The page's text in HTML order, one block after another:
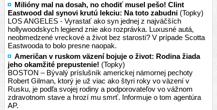
Milióny mal na dosah, no chodiť musel pešo! Clint
Eastwood dal synovi krutú lekciu: Na toto zabudni (Topky)
LOS ANGELES - Vyrastať ako syn jednej z najväčších
hollywoodskych legiend znie ako rozprávka. Luxusné autá,
neobmedzené vreckové a život bez starostí? V prípade Scotta
Eastwooda to bolo presne naopak.
Američan v ruskom väzení bojuje o život: Rodina žiada
jeho okamžité prepustenie! (Topky)
BOSTON – Bývalý príslušník americkej námornej pechoty
Robert Gilman, ktorý je už viac ako štyri roky vo väzení v
Rusku, je podľa svojej rodiny a podporovateľov vo vážnom
zdravotnom stave a hrozí mu smrť. Informuje o tom agentúra
AP.